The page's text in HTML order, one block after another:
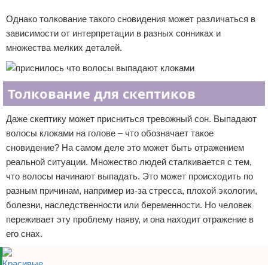
Однако толкование такого сновидения может различаться в
зависимости от интерпретации в разных сонниках и
множества мелких деталей.
Толкование для скептиков
Даже скептику может присниться тревожный сон. Выпадают
волосы клоками на голове – что обозначает такое
сновидение? На самом деле это может быть отражением
реальной ситуации. Множество людей сталкивается с тем,
что волосы начинают выпадать. Это может происходить по
разным причинам, например из-за стресса, плохой экологии,
болезни, наследственности или беременности. Но человек
переживает эту проблему наяву, и она находит отражение в
его снах.